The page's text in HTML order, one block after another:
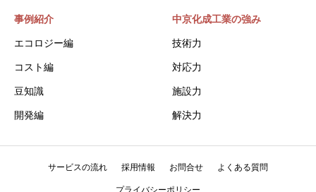
事例紹介
エコロジー編
コスト編
豆知識
開発編
中京化成工業の強み
技術力
対応力
施設力
解決力
サービスの流れ 採用情報 お問合せ よくある質問
プライバシーポリシー